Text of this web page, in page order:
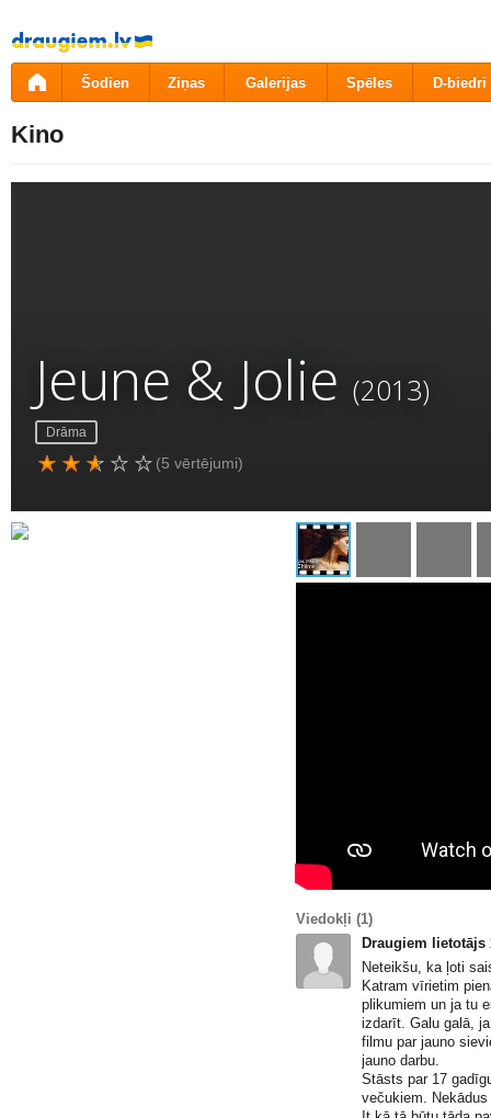
Pāriet
uz
saturu
Šodien Ziņas Galerijas Spēles D-biedri
Kino
Jeune & Jolie (2013)
Drāma
(5 vērtējumi)
Viedokļi (1)
Draugiem lietotājs
Neteikšu, ka ļoti
Katram vīrietim
plikumiem un ja tu
izdarīt. Galu galā,
filmu par jauno
jauno darbu.
Stāsts par 17
večukiem.